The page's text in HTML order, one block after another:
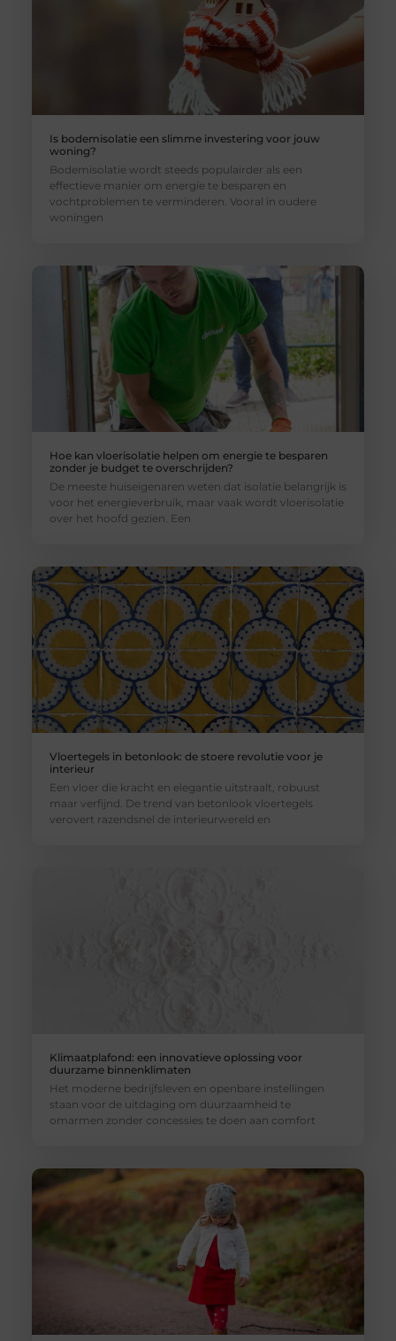
Is bodemisolatie een slimme investering voor jouw
woning?
Bodemisolatie wordt steeds populairder als een
effectieve manier om energie te besparen en
vochtproblemen te verminderen. Vooral in oudere
woningen
Hoe kan vloerisolatie helpen om energie te besparen
zonder je budget te overschrijden?
De meeste huiseigenaren weten dat isolatie belangrijk is
voor het energieverbruik, maar vaak wordt vloerisolatie
over het hoofd gezien. Een
Vloertegels in betonlook: de stoere revolutie voor je
interieur
Een vloer die kracht en elegantie uitstraalt, robuust
maar verfijnd. De trend van betonlook vloertegels
verovert razendsnel de interieurwereld en
Klimaatplafond: een innovatieve oplossing voor
duurzame binnenklimaten
Het moderne bedrijfsleven en openbare instellingen
staan voor de uitdaging om duurzaamheid te
omarmen zonder concessies te doen aan comfort